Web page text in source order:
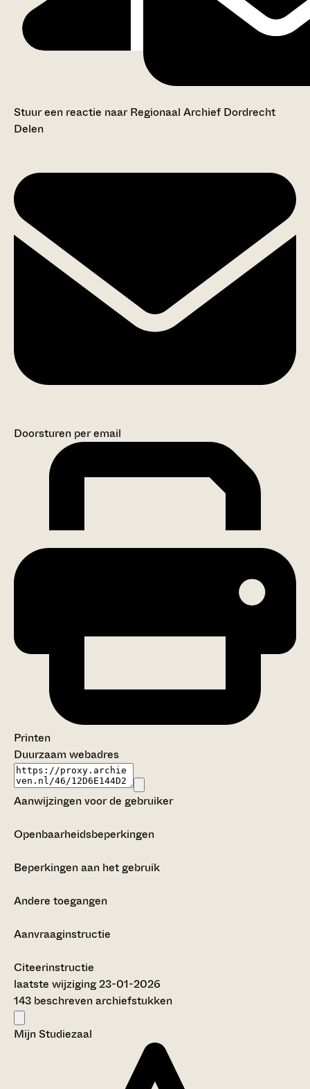
Stuur een reactie naar Regionaal Archief Dordrecht
Delen
Doorsturen per email
Printen
Duurzaam webadres
Aanwijzingen voor de gebruiker
Openbaarheidsbeperkingen
Beperkingen aan het gebruik
Andere toegangen
Aanvraaginstructie
Citeerinstructie
laatste wijziging 23-01-2026
143 beschreven archiefstukken
Mijn Studiezaal